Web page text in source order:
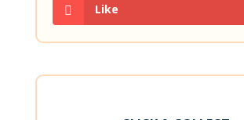
Like